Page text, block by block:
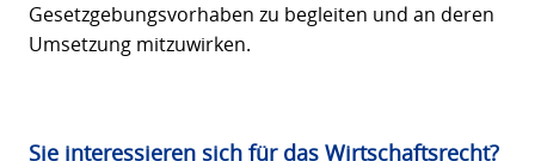
Gesetzgebungsvorhaben zu begleiten und an deren
Umsetzung mitzuwirken.
Sie interessieren sich für das Wirtschaftsrecht?